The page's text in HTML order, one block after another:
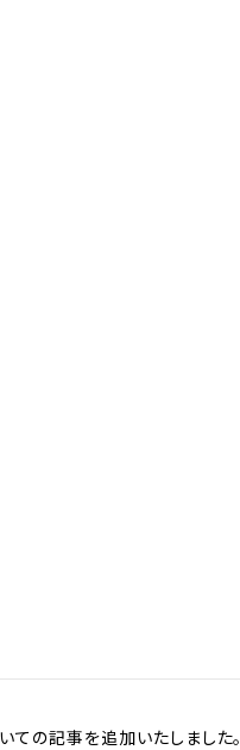
の記事を追加いたしました。